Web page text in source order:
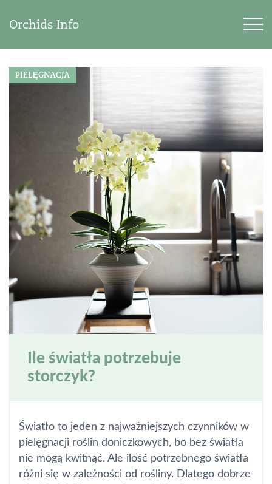
Orchids Info
PIELĘGNACJA
Ile światła potrzebuje
storczyk?
Światło to jeden z najważniejszych czynników w
pielęgnacji roślin doniczkowych, bo bez światła
nie mogą kwitnąć. Ale ilość potrzebnego światła
różni się w zależności od rośliny. Dlatego dobrze